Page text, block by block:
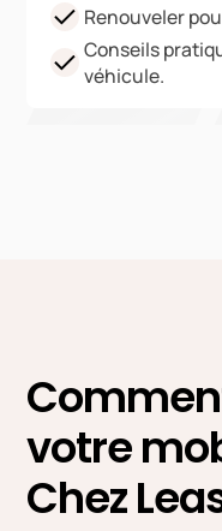
Renouveler
Conseils
véhicule.
votre
Chez